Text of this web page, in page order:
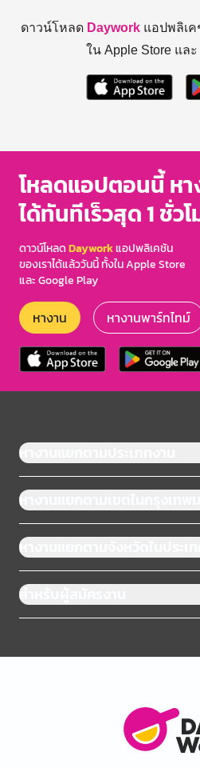
ดาวน์โหลด Daywork แอปพลิเค
ใน Apple Store แล
โหลดแอปตอนนี้ หา
ได้ทันทีเร็วสุด 1 ชั่ว
ดาวน์โหลดDayworkแอปพลิเคชัน
ของเราได้แล้ววันนี้ ทั้งใน Apple Store
และ Google Play
หางาน หางานพาร์ทไทม์
หางานแยกตามประเภทงาน
หางานแยกตามเขตในกรุงเทพม
หางานแยกตามจังหวัดในประเท
สำหรับผู้สมัครงาน